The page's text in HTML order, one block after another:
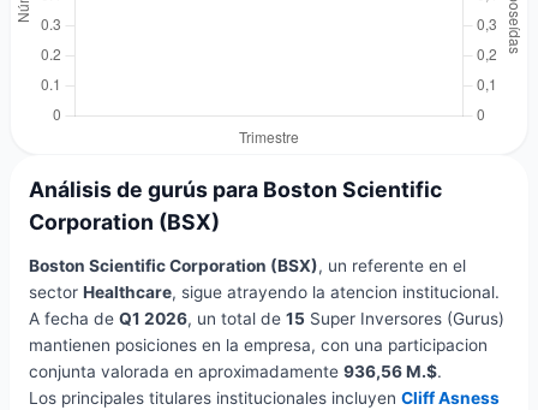
Análisis de gurús para Boston Scientific
Corporation (BSX)
Boston Scientific Corporation (BSX), un referente en el
sector Healthcare, sigue atrayendo la atencion institucional.
A fecha de Q1 2026, un total de 15Super Inversores (Gurus)
mantienen posiciones en la empresa, con una participacion
conjunta valorada en aproximadamente 936,56 M.$.
Los principales titulares institucionales incluyen Cliff Asness